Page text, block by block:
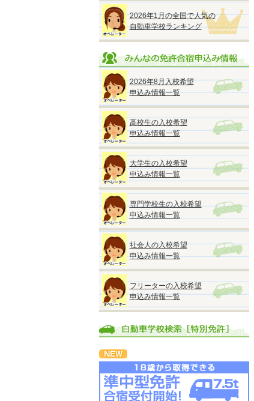
2026年1月の全国で人気の
自動車学校ランキング
2026年8月入校希望
申込み情報一覧
高校生の入校希望
申込み情報一覧
大学生の入校希望
申込み情報一覧
専門学校生の入校希望
申込み情報一覧
社会人の入校希望
申込み情報一覧
フリーターの入校希望
申込み情報一覧